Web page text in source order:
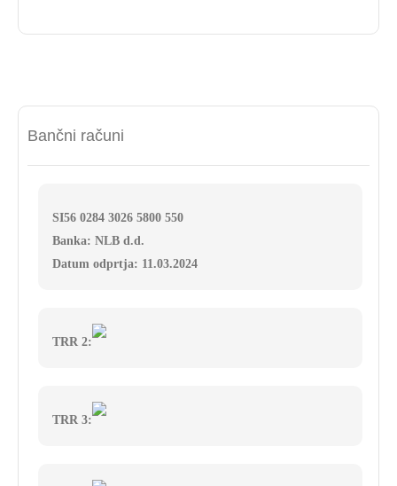
Bančni računi
SI56 0284 3026 5800 550
Banka: NLB d.d.
Datum odprtja: 11.03.2024
TRR 2:
TRR 3: